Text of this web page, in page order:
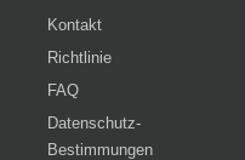
Kontakt
Richtlinie
FAQ
Datenschutz-
Bestimmungen